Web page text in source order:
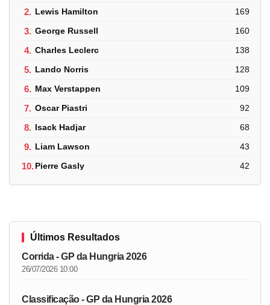
2. Lewis Hamilton 169
3. George Russell 160
4. Charles Leclerc 138
5. Lando Norris 128
6. Max Verstappen 109
7. Oscar Piastri 92
8. Isack Hadjar 68
9. Liam Lawson 43
10.Pierre Gasly 42
Últimos Resultados
Corrida - GP da Hungria 2026
26/07/2026 10:00
Classificação - GP da Hungria 2026